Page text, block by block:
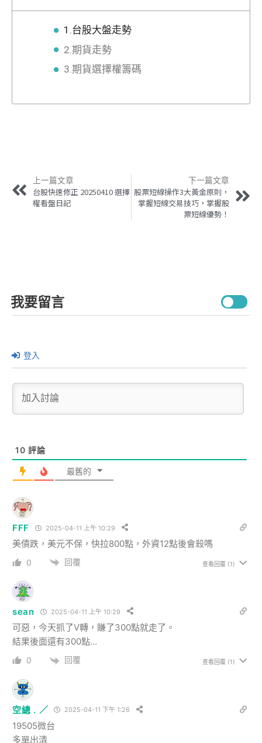
1.台股大盤走勢
2.期貨走勢
3.期貨選擇權籌碼
上一篇文章
台股快速修正 20250410 選擇
權看盤日記
下一篇文章
股票短線操作3大黃金原則，
掌握短線交易技巧，掌握股
票短線優勢！
我要留言
登入
10 評論
最舊的
FFF 2025-04-11 上午 10:29
美債跌，美元不保，快拉800點，外資12點後會殺嗎
0 回覆 查看回覆 (1)
sean 2025-04-11 上午 10:29
可惡，今天抓了V轉，賺了300點就走了。
結果後面還有300點…
0 回覆 查看回覆 (1)
空總 . ／ 2025-04-11 下午 1:26
19505微台
多單出清